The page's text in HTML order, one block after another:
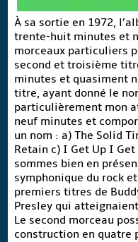
À sa sortie en 1972,
trente-huit minutes et
morceaux particuliers
second et troisième
minutes et quasiment
titre, ayant donné le
particulièrement mon
neuf minutes et
un nom : a) The Solid
Retain c) I Get Up I Get
sommes bien en
symphonique du rock
premiers titres de
Presley qui
Le second morceau
construction en quatre